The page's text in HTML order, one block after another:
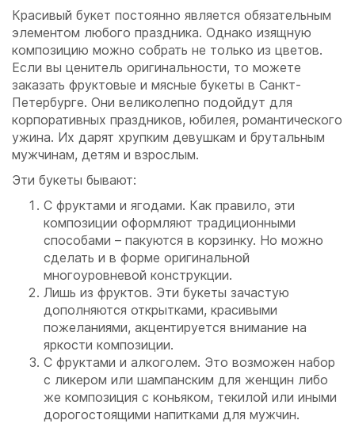
Красивый букет постоянно является обязательным
элементом любого праздника. Однако изящную
композицию можно собрать не только из цветов.
Если вы ценитель оригинальности, то можете
заказать фруктовые и мясные букеты в Санкт-
Петербурге. Они великолепно подойдут для
корпоративных праздников, юбилея, романтического
ужина. Их дарят хрупким девушкам и брутальным
мужчинам, детям и взрослым.
Эти букеты бывают:
С фруктами и ягодами. Как правило, эти
композиции оформляют традиционными
способами – пакуются в корзинку. Но можно
сделать и в форме оригинальной
многоуровневой конструкции.
Лишь из фруктов. Эти букеты зачастую
дополняются открытками, красивыми
пожеланиями, акцентируется внимание на
яркости композиции.
С фруктами и алкоголем. Это возможен набор
с ликером или шампанским для женщин либо
же композиция с коньяком, текилой или иными
дорогостоящими напитками для мужчин.